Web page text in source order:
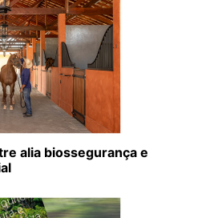
alia biossegurança e